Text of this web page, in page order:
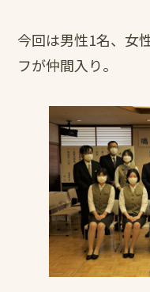
今回は男性1名、女
フが仲間入り。